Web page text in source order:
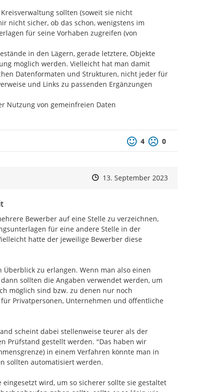
sollten (soweit sie nicht
nicht sicher, ob das schon, wenigstens im
für seine Vorhaben zugreifen (von
in den Lägern, gerade letztere, Objekte
möglich werden. Vielleicht hat man damit
Datenformaten und Strukturen, nicht jeder für
und Links zu passenden Ergänzungen
Nutzung von gemeinfreien Daten
Positive Bewertung
4 Negative
0
Zeitpunkt des Erstellens
Zeitpunkt des Erstellens
13. September 2023Zur Äußerung
Bewerber auf eine Stelle zu verzeichnen,
für eine andere Stelle in der
hatte der jeweilige Bewerber diese
zu erlangen. Wenn man also einen
sollten die Angaben verwendet werden, um
möglich sind bzw. zu denen nur noch
Privatpersonen, Unternehmen und öffentliche
scheint dabei stellenweise teurer als der
Prüfstand gestellt werden. "Das haben wir
in einem Verfahren könnte man in
sollten automatisiert werden.
wird, um so sicherer sollte sie gestaltet